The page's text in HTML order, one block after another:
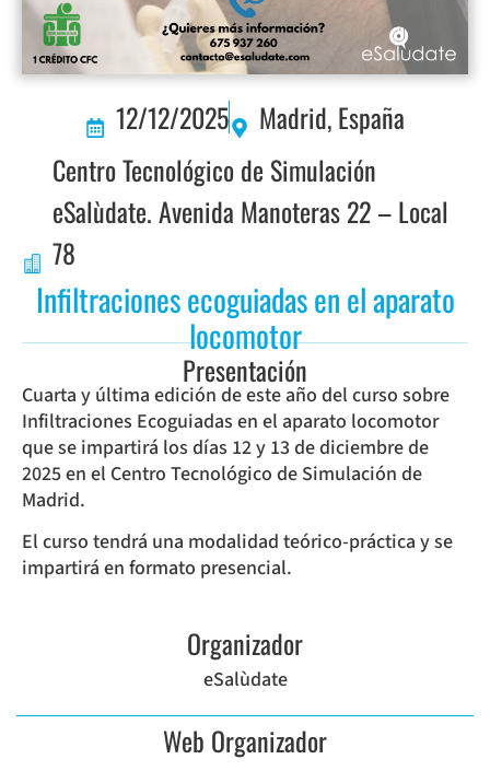
12/12/2025
Madrid, España
Centro Tecnológico de Simulación
eSalùdate. Avenida Manoteras 22 – Local
78
Infiltraciones ecoguiadas en el aparato
locomotor
Presentación
Cuarta y última edición de este año del curso sobre
Infiltraciones Ecoguiadas en el aparato locomotor
que se impartirá los días 12 y 13 de diciembre de
2025 en el Centro Tecnológico de Simulación de
Madrid.
El curso tendrá una modalidad teórico-práctica y se
impartirá en formato presencial.
Organizador
eSalùdate
Web Organizador